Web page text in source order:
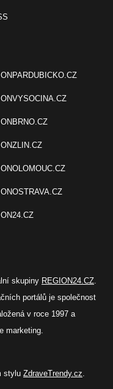
skupiny REGION24.CZ.
portálů je společnost
v roce 1997 a
marketing.
stylu ZdraveTrendy.cz.